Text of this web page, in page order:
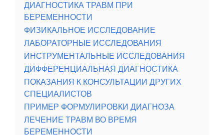
ДИАГНОСТИКА ТРАВМ ПРИ
БЕРЕМЕННОСТИ
ФИЗИКАЛЬНОЕ ИССЛЕДОВАНИЕ
ЛАБОРАТОРНЫЕ ИССЛЕДОВАНИЯ
ИНСТРУМЕНТАЛЬНЫЕ ИССЛЕДОВАНИЯ
ДИФФЕРЕНЦИАЛЬНАЯ ДИАГНОСТИКА
ПОКАЗАНИЯ К КОНСУЛЬТАЦИИ ДРУГИХ
СПЕЦИАЛИСТОВ
ПРИМЕР ФОРМУЛИРОВКИ ДИАГНОЗА
ЛЕЧЕНИЕ ТРАВМ ВО ВРЕМЯ
БЕРЕМЕННОСТИ